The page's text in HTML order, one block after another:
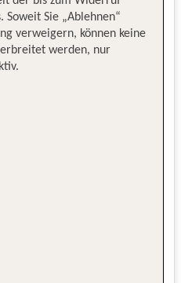
Sie „Ablehnen“
verweigern, können keine
werden, nur